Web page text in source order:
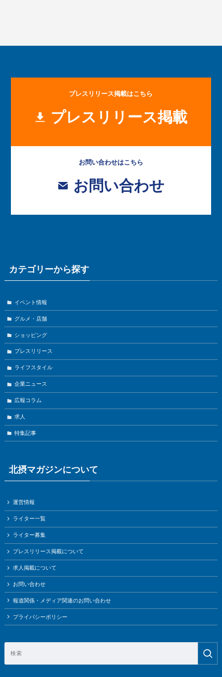
プレスリリース掲載はこちら
プレスリリース掲載
お問い合わせはこちら
お問い合わせ
カテゴリーから探す
イベント情報
グルメ・店舗
ショッピング
プレスリリース
ライフスタイル
企業ニュース
広報コラム
求人
特集記事
北摂マガジンについて
運営情報
ライター一覧
ライター募集
プレスリリース掲載について
求人掲載について
お問い合わせ
報道関係・メディア関連のお問い合わせ
プライバシーポリシー